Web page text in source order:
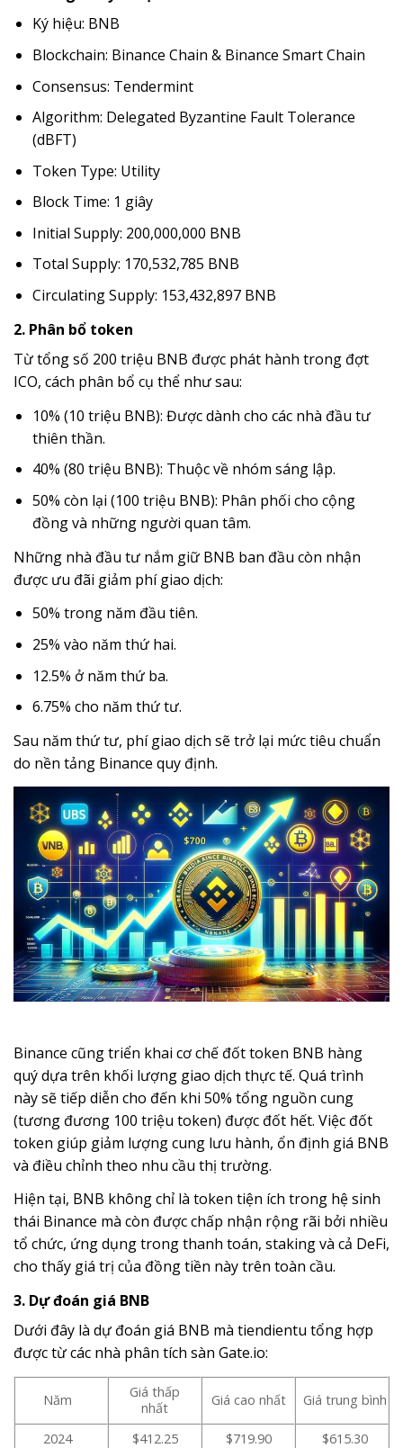
Ký hiệu: BNB
Blockchain: Binance Chain & Binance Smart Chain
Consensus: Tendermint
Algorithm: Delegated Byzantine Fault Tolerance
(dBFT)
Token Type: Utility
Block Time: 1 giây
Initial Supply: 200,000,000 BNB
Total Supply: 170,532,785 BNB
Circulating Supply: 153,432,897 BNB
2. Phân bổ token
Từ tổng số 200 triệu BNB được phát hành trong đợt
ICO, cách phân bổ cụ thể như sau:
10% (10 triệu BNB): Được dành cho các nhà đầu tư
thiên thần.
40% (80 triệu BNB): Thuộc về nhóm sáng lập.
50% còn lại (100 triệu BNB): Phân phối cho cộng
đồng và những người quan tâm.
Những nhà đầu tư nắm giữ BNB ban đầu còn nhận
được ưu đãi giảm phí giao dịch:
50% trong năm đầu tiên.
25% vào năm thứ hai.
12.5% ở năm thứ ba.
6.75% cho năm thứ tư.
Sau năm thứ tư, phí giao dịch sẽ trở lại mức tiêu chuẩn
do nền tảng Binance quy định.
Binance cũng triển khai cơ chế đốt token BNB hàng
quý dựa trên khối lượng giao dịch thực tế. Quá trình
này sẽ tiếp diễn cho đến khi 50% tổng nguồn cung
(tương đương 100 triệu token) được đốt hết. Việc đốt
token giúp giảm lượng cung lưu hành, ổn định giá BNB
và điều chỉnh theo nhu cầu thị trường.
Hiện tại, BNB không chỉ là token tiện ích trong hệ sinh
thái Binance mà còn được chấp nhận rộng rãi bởi nhiều
tổ chức, ứng dụng trong thanh toán, staking và cả DeFi,
cho thấy giá trị của đồng tiền này trên toàn cầu.
3. Dự đoán giá BNB
Dưới đây là dự đoán giá BNB mà tiendientu tổng hợp
được từ các nhà phân tích sàn Gate.io:
Năm
Giá thấp
nhất
Giá cao nhất Giá trung bình
2024 $412.25 $719.90 $615.30